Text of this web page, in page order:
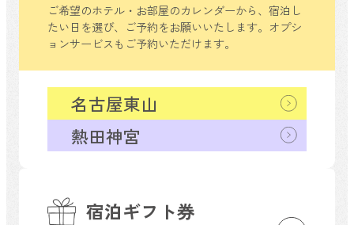
宿泊ギフト券
ご希望のホテル・お部屋のカレンダーから、 宿泊し
たい日を選び、ご予約をお願いいたします。 オプシ
ョンサービスもご予約いただけます。
熱田神宮
名古屋東山